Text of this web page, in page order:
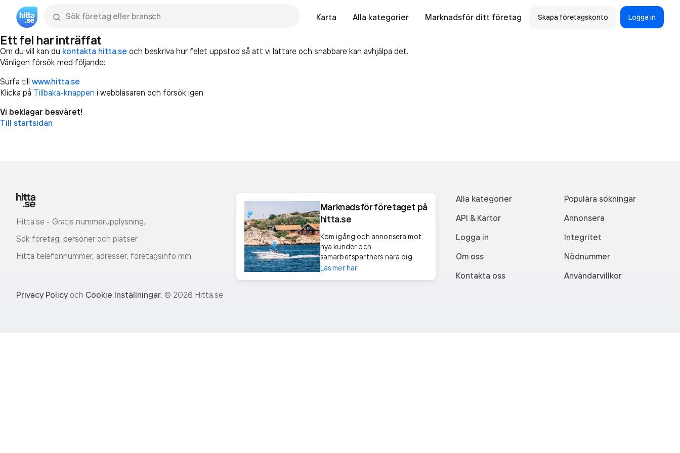
Karta
Alla kategorier Marknadsför ditt företag Skapa företagskonto Logga in
Ett fel har inträffat
Om du vill kan du kontakta hitta.se och beskriva hur felet uppstod så att vi lättare och snabbare kan avhjälpa det.
Vänligen försök med följande:
Surfa till www.hitta.se
Klicka på Tillbaka-knappen i webbläsaren och försök igen
Vi beklagar besväret!
Till startsidan
Hitta.se - Gratis nummerupplysning.
Sök företag, personer och platser.
Hitta telefonnummer, adresser, företagsinfo mm.
Marknadsför företaget på
hitta.se
Kom igång och annonsera mot
nya kunder och
samarbetspartners nära dig.
Läs mer här
Alla kategorier
Populära sökningar
API & Kartor
Annonsera
Logga in
Integritet
Om oss
Nödnummer
Kontakta oss
Användarvillkor
Privacy Policy och Cookie Inställningar. © 2026 Hitta.se